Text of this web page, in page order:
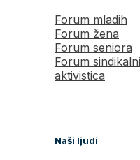
Forum mladih
Forum žena
Forum seniora
Forum
aktivistica
Naši ljudi